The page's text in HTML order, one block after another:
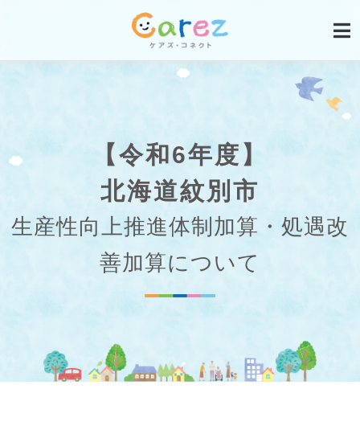
【令和6年度】
北海道紋別市
生産性向上推進体制加算・処遇改
善加算について